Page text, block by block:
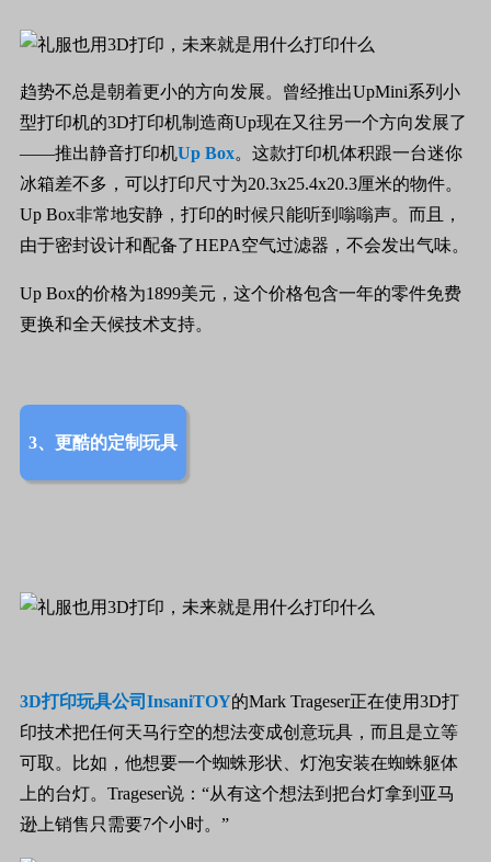
趋势不总是朝着更小的方向发展。曾经推出UpMini系列小
型打印机的3D打印机制造商Up现在又往另一个方向发展了
——推出静音打印机Up Box。这款打印机体积跟一台迷你
冰箱差不多，可以打印尺寸为20.3x25.4x20.3厘米的物件。
Up Box非常地安静，打印的时候只能听到嗡嗡声。而且，
由于密封设计和配备了HEPA空气过滤器，不会发出气味。
Up Box的价格为1899美元，这个价格包含一年的零件免费
更换和全天候技术支持。
3、更酷的定制玩具
3D打印玩具公司 InsaniTOY的Mark Trageser正在使用3D打
印技术把任何天马行空的想法变成创意玩具，而且是立等
可取。比如，他想要一个蜘蛛形状、灯泡安装在蜘蛛躯体
上的台灯。 Trageser说：“从有这个想法到把台灯拿到亚马
逊上销售只需要7个小时。”